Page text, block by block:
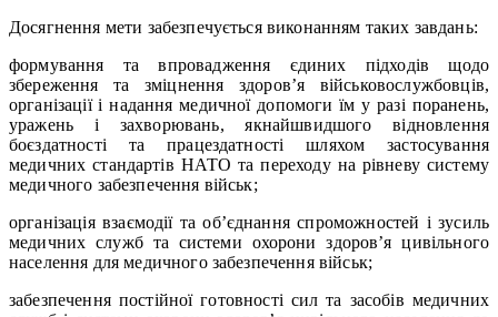
Досягнення мети забезпечується виконанням таких завдань:
формування та впровадження єдиних підходів щодо
збереження та зміцнення здоров’я військовослужбовців,
організації і надання медичної допомоги їм у разі поранень,
уражень і захворювань, якнайшвидшого відновлення
боєздатності та працездатності шляхом застосування
медичних стандартів НАТО та переходу на рівневу систему
медичного забезпечення військ;
організація взаємодії та об’єднання спроможностей і зусиль
медичних служб та системи охорони здоров’я цивільного
населення для медичного забезпечення військ;
забезпечення постійної готовності сил та засобів медичних